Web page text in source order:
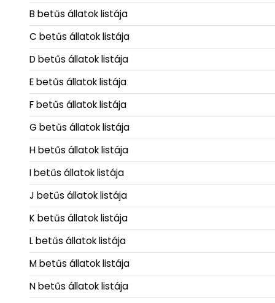
B betűs állatok listája
C betűs állatok listája
D betűs állatok listája
E betűs állatok listája
F betűs állatok listája
G betűs állatok listája
H betűs állatok listája
I betűs állatok listája
J betűs állatok listája
K betűs állatok listája
L betűs állatok listája
M betűs állatok listája
N betűs állatok listája